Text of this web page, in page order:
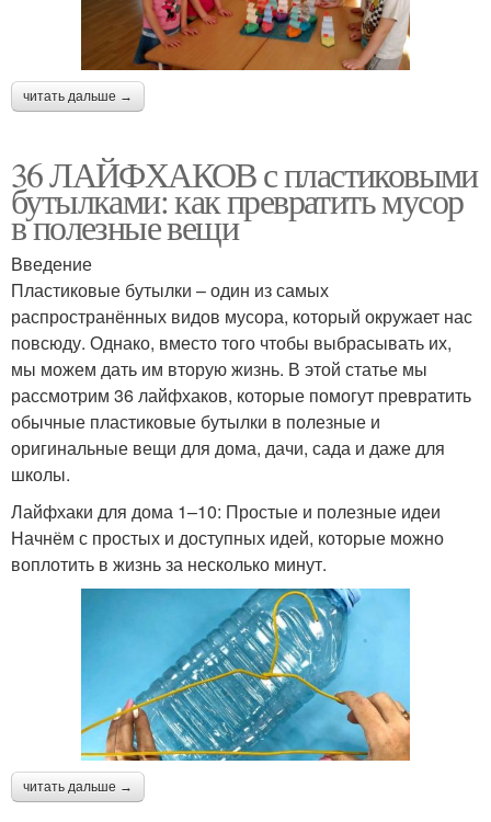
читать дальше →
36 ЛАЙФХАКОВ с пластиковыми
бутылками: как превратить мусор
в полезные вещи
Введение
Пластиковые бутылки – один из самых
распространённых видов мусора, который окружает нас
повсюду. Однако, вместо того чтобы выбрасывать их,
мы можем дать им вторую жизнь. В этой статье мы
рассмотрим 36 лайфхаков, которые помогут превратить
обычные пластиковые бутылки в полезные и
оригинальные вещи для дома, дачи, сада и даже для
школы.
Лайфхаки для дома 1–10: Простые и полезные идеи
Начнём с простых и доступных идей, которые можно
воплотить в жизнь за несколько минут.
читать дальше →